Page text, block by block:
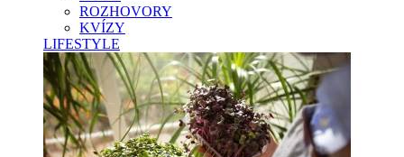
ROZHOVORY
KVÍZY
LIFESTYLE